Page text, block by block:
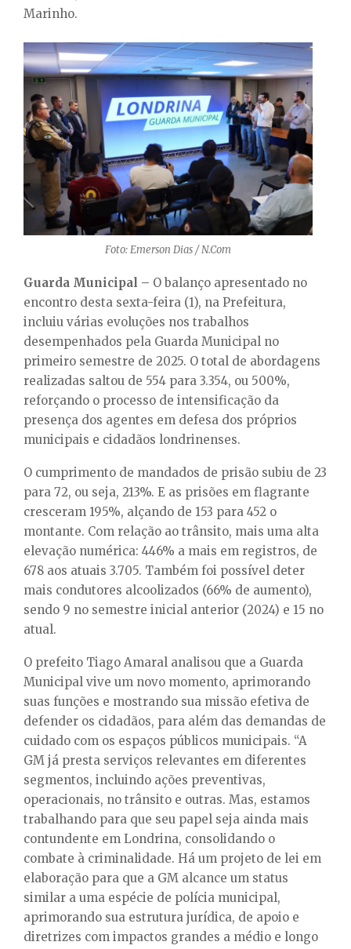
Marinho.
Foto: Emerson Dias / N.Com
Guarda Municipal – O balanço apresentado no
encontro desta sexta-feira (1), na Prefeitura,
incluiu várias evoluções nos trabalhos
desempenhados pela Guarda Municipal no
primeiro semestre de 2025. O total de abordagens
realizadas saltou de 554 para 3.354, ou 500%,
reforçando o processo de intensificação da
presença dos agentes em defesa dos próprios
municipais e cidadãos londrinenses.
O cumprimento de mandados de prisão subiu de 23
para 72, ou seja, 213%. E as prisões em flagrante
cresceram 195%, alçando de 153 para 452 o
montante. Com relação ao trânsito, mais uma alta
elevação numérica: 446% a mais em registros, de
678 aos atuais 3.705. Também foi possível deter
mais condutores alcoolizados (66% de aumento),
sendo 9 no semestre inicial anterior (2024) e 15 no
atual.
O prefeito Tiago Amaral analisou que a Guarda
Municipal vive um novo momento, aprimorando
suas funções e mostrando sua missão efetiva de
defender os cidadãos, para além das demandas de
cuidado com os espaços públicos municipais. “A
GM já presta serviços relevantes em diferentes
segmentos, incluindo ações preventivas,
operacionais, no trânsito e outras. Mas, estamos
trabalhando para que seu papel seja ainda mais
contundente em Londrina, consolidando o
combate à criminalidade. Há um projeto de lei em
elaboração para que a GM alcance um status
similar a uma espécie de polícia municipal,
aprimorando sua estrutura jurídica, de apoio e
diretrizes com impactos grandes a médio e longo